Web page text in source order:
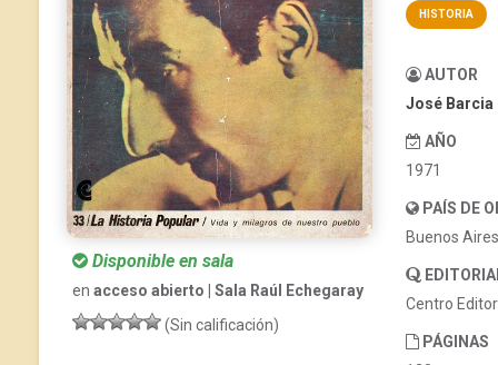
Disponible en sala
en acceso abierto | Sala Raúl Echegaray
(Sin calificación)
HISTORIA
AUTOR
José Barcia
AÑO
1971
PAÍS DE
Buenos
Centro
PÁGINAS